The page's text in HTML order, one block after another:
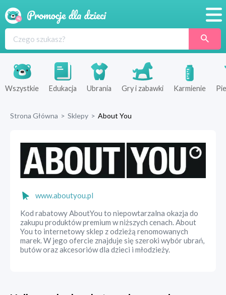
Produkty
Sklepy
Wszystkie Edukacja Ubrania Gry i zabawki Karmienie
Strona Główna > Sklepy > About You
www.aboutyou.pl
Kod rabatowy AboutYou to niepowtarzalna okazja do
zakupu produktów premium w niższych cenach. About
You to internetowy sklep z odzieżą renomowanych
marek. W jego ofercie znajduje się szeroki wybór ubrań,
butów oraz akcesoriów dla dzieci i młodzieży.